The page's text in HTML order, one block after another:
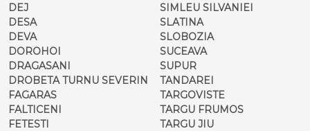
DEJ
DESA
DEVA
DOROHOI
DRAGASANI
DROBETA TURNU SEVERIN
FAGARAS
FALTICENI
FETESTI
SIMLEU SILVANIEI
SLATINA
SLOBOZIA
SUCEAVA
SUPUR
TANDAREI
TARGOVISTE
TARGU FRUMOS
TARGU JIU